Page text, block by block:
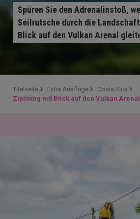
Spüren Sie den Adrenalinstoß,
Seilrutsche durch die
Blick auf den Vulkan Arenal
Titelseite Extra Ausflüge
Costa Rica
Ziplining mit Blick auf den Vulkan Arenal